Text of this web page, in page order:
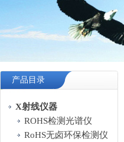
产品目录
X射线仪器
ROHS检测光谱仪
RoHS无卤环保检测仪